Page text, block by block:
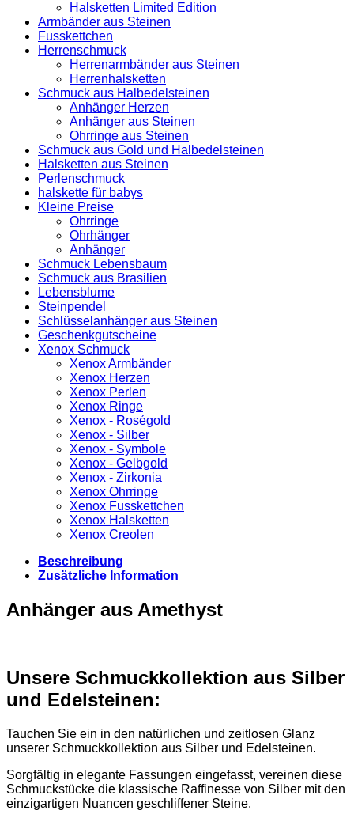
Halsketten Limited Edition
Armbänder aus Steinen
Fusskettchen
Herrenschmuck
Herrenarmbänder aus Steinen
Herrenhalsketten
Schmuck aus Halbedelsteinen
Anhänger Herzen
Anhänger aus Steinen
Ohrringe aus Steinen
Schmuck aus Gold und Halbedelsteinen
Halsketten aus Steinen
Perlenschmuck
halskette für babys
Kleine Preise
Ohrringe
Ohrhänger
Anhänger
Schmuck Lebensbaum
Schmuck aus Brasilien
Lebensblume
Steinpendel
Schlüsselanhänger aus Steinen
Geschenkgutscheine
Xenox Schmuck
Xenox Armbänder
Xenox Herzen
Xenox Perlen
Xenox Ringe
Xenox - Roségold
Xenox - Silber
Xenox - Symbole
Xenox - Gelbgold
Xenox - Zirkonia
Xenox Ohrringe
Xenox Fusskettchen
Xenox Halsketten
Xenox Creolen
Beschreibung
Zusätzliche Information
Anhänger aus Amethyst
Unsere Schmuckkollektion aus Silber
und Edelsteinen:
Tauchen Sie ein in den natürlichen und zeitlosen Glanz
unserer Schmuckkollektion aus Silber und Edelsteinen.
Sorgfältig in elegante Fassungen eingefasst, vereinen diese
Schmuckstücke die klassische Raffinesse von Silber mit den
einzigartigen Nuancen geschliffener Steine.